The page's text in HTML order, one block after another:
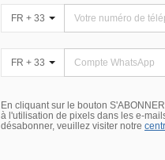
FR + 33
FR + 33
En cliquant sur le bouton
à l'utilisation de pixels dans les e-
désabonner, veuillez visiter notre